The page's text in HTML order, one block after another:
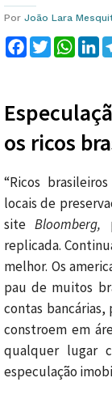
Por João Lara
Facebook
Twitter
os ricos
“Ricos
locais de
siteBloomberg,
replicada.
melhor. Os
pau de muitos
contas bancárias,
constroem em
qualquer lugar
especulação